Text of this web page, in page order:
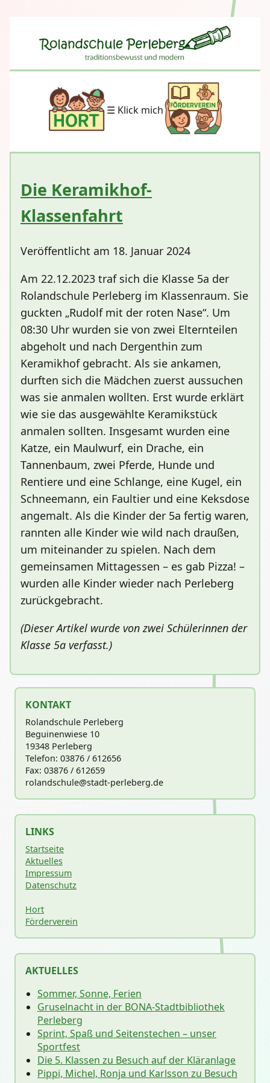
☰ Klick mich
Die Keramikhof-
Klassenfahrt
Veröffentlicht am 18. Januar 2024
Am 22.12.2023 traf sich die Klasse 5a der
Rolandschule Perleberg im Klassenraum. Sie
guckten „Rudolf mit der roten Nase“. Um
08:30 Uhr wurden sie von zwei Elternteilen
abgeholt und nach Dergenthin zum
Keramikhof gebracht. Als sie ankamen,
durften sich die Mädchen zuerst aussuchen
was sie anmalen wollten. Erst wurde erklärt
wie sie das ausgewählte Keramikstück
anmalen sollten. Insgesamt wurden eine
Katze, ein Maulwurf, ein Drache, ein
Tannenbaum, zwei Pferde, Hunde und
Rentiere und eine Schlange, eine Kugel, ein
Schneemann, ein Faultier und eine Keksdose
angemalt. Als die Kinder der 5a fertig waren,
rannten alle Kinder wie wild nach draußen,
um miteinander zu spielen. Nach dem
gemeinsamen Mittagessen – es gab Pizza! –
wurden alle Kinder wieder nach Perleberg
zurückgebracht.
(Dieser Artikel wurde von zwei Schülerinnen der
Klasse 5a verfasst.)
KONTAKT
Rolandschule Perleberg
Beguinenwiese 10
19348 Perleberg
Telefon: 03876 / 612656
Fax: 03876 / 612659
rolandschule@stadt-perleberg.de
LINKS
Startseite
Aktuelles
Impressum
Datenschutz
Hort
Förderverein
AKTUELLES
Sommer, Sonne, Ferien
Gruselnacht in der BONA-Stadtbibliothek
Perleberg
Sprint, Spaß und Seitenstechen – unser
Sportfest
Die 5. Klassen zu Besuch auf der Kläranlage
Pippi, Michel, Ronja und Karlsson zu Besuch